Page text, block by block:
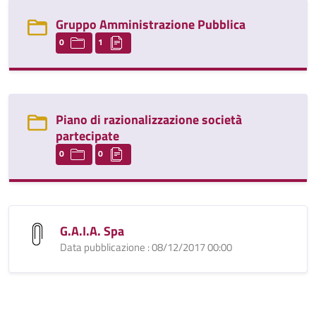
Gruppo Amministrazione Pubblica
0 1
Piano di razionalizzazione società
partecipate
0 0
G.A.I.A. Spa
Data pubblicazione : 08/12/2017 00:00